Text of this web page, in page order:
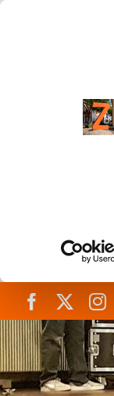
Skip
to
content
Facebook